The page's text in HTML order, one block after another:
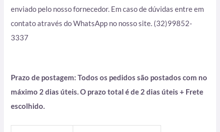
enviado pelo nosso fornecedor. Em caso de dúvidas entre em
contato através do WhatsApp no nosso site. (32)99852-
3337
Prazo de postagem: Todos os pedidos são postados com no
máximo 2 dias úteis. O prazo total é de 2 dias úteis + Frete
escolhido.